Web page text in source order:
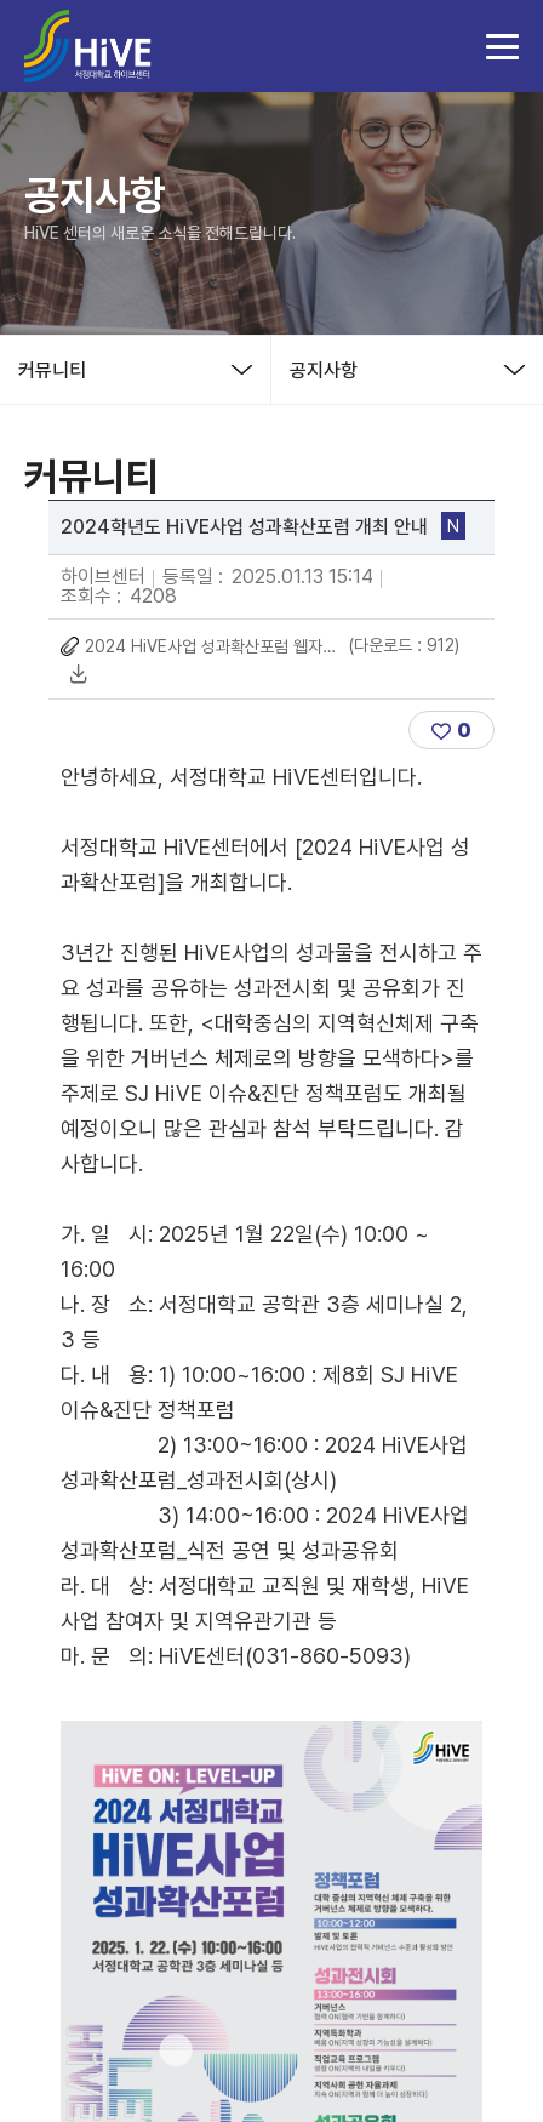
공지사항
HiVE 센터의 새로운 소식을 전해드립니다.
커뮤니티 공지사항
커뮤니티
2024학년도 HiVE사업 성과확산포럼 개최 안내 N
하이브센터 등록일 : 2025.01.13 15:14
조회수 : 4208
2024 HiVE사업 성과확산포럼 웹자보.png (다운로드 : 912)
0
안녕하세요, 서정대학교 HiVE센터입니다.
서정대학교 HiVE센터에서 [2024 HiVE사업 성
과확산포럼]을 개최합니다.
3년간 진행된 HiVE사업의 성과물을 전시하고 주
요 성과를 공유하는 성과전시회 및 공유회가 진
행됩니다. 또한, <대학중심의 지역혁신체제 구축
을 위한 거버넌스 체제로의 방향을 모색하다>를
주제로 SJ HiVE 이슈&진단 정책포럼도 개최될
예정이오니 많은 관심과 참석 부탁드립니다. 감
사합니다.
가. 일 시: 2025년 1월 22일(수) 10:00 ~
16:00
나. 장 소: 서정대학교 공학관 3층 세미나실 2,
3 등
다. 내 용: 1) 10:00~16:00 : 제8회 SJ HiVE
이슈&진단 정책포럼
2) 13:00~16:00 : 2024 HiVE사업
성과확산포럼_성과전시회(상시)
3) 14:00~16:00 : 2024 HiVE사업
성과확산포럼_식전 공연 및 성과공유회
라. 대 상: 서정대학교 교직원 및 재학생, HiVE
사업 참여자 및 지역유관기관 등
마. 문 의: HiVE센터(031-860-5093)